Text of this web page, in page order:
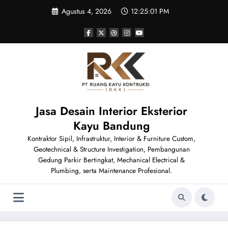
Agustus 4, 2026 12:25:03 PM
Jasa Desain Interior Eksterior
Kayu Bandung
Kontraktor Sipil, Infrastruktur, Interior & Furniture Custom,
Geotechnical & Structure Investigation, Pembangunan
Gedung Parkir Bertingkat, Mechanical Electrical &
Plumbing, serta Maintenance Profesional.